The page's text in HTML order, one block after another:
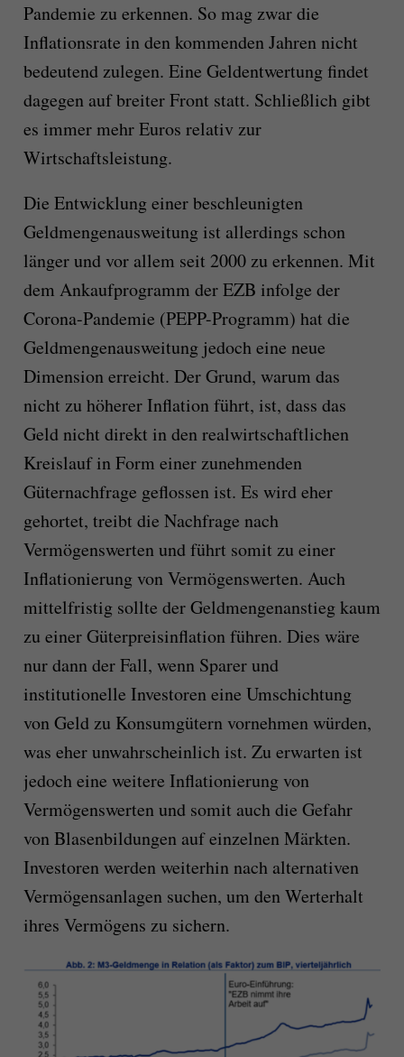
Pandemie zu erkennen. So mag zwar die
Inflationsrate in den kommenden Jahren nicht
bedeutend zulegen. Eine Geldentwertung findet
dagegen auf breiter Front statt. Schließlich gibt
es immer mehr Euros relativ zur
Wirtschaftsleistung.
Die Entwicklung einer beschleunigten
Geldmengenausweitung ist allerdings schon
länger und vor allem seit 2000 zu erkennen. Mit
dem Ankaufprogramm der EZB infolge der
Corona-Pandemie (PEPP-Programm) hat die
Geldmengenausweitung jedoch eine neue
Dimension erreicht. Der Grund, warum das
nicht zu höherer Inflation führt, ist, dass das
Geld nicht direkt in den realwirtschaftlichen
Kreislauf in Form einer zunehmenden
Güternachfrage geflossen ist. Es wird eher
gehortet, treibt die Nachfrage nach
Vermögenswerten und führt somit zu einer
Inflationierung von Vermögenswerten. Auch
mittelfristig sollte der Geldmengenanstieg kaum
zu einer Güterpreisinflation führen. Dies wäre
nur dann der Fall, wenn Sparer und
institutionelle Investoren eine Umschichtung
von Geld zu Konsumgütern vornehmen würden,
was eher unwahrscheinlich ist. Zu erwarten ist
jedoch eine weitere Inflationierung von
Vermögenswerten und somit auch die Gefahr
von Blasenbildungen auf einzelnen Märkten.
Investoren werden weiterhin nach alternativen
Vermögensanlagen suchen, um den Werterhalt
ihres Vermögens zu sichern.